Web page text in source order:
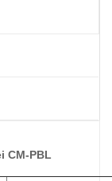
CM-PBL